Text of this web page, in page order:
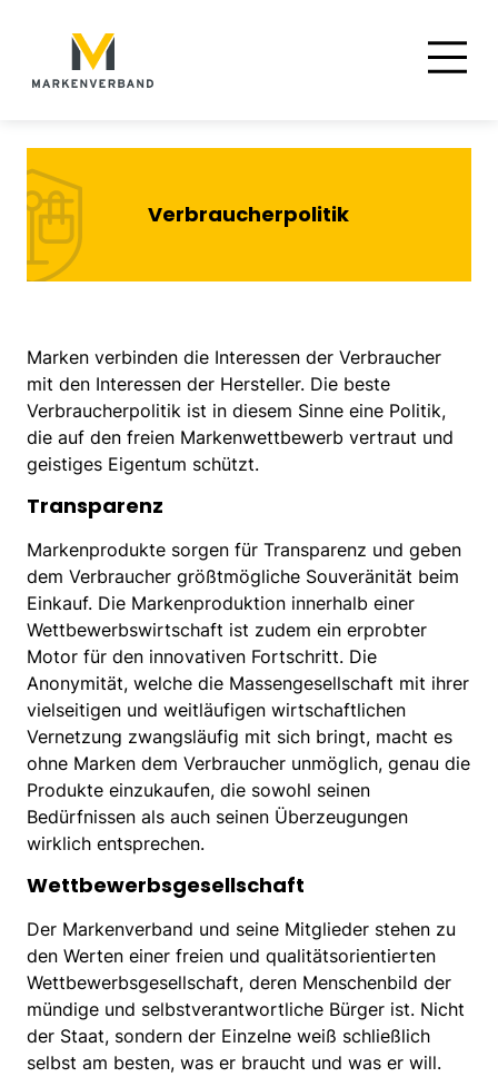
Hauptnavigation
Verbraucherpolitik
Marken verbinden die Interessen der Verbraucher
mit den Interessen der Hersteller. Die beste
Verbraucherpolitik ist in diesem Sinne eine Politik,
die auf den freien Markenwettbewerb vertraut und
geistiges Eigentum schützt.
Transparenz
Markenprodukte sorgen für Transparenz und geben
dem Verbraucher größtmögliche Souveränität beim
Einkauf. Die Markenproduktion innerhalb einer
Wettbewerbswirtschaft ist zudem ein erprobter
Motor für den innovativen Fortschritt. Die
Anonymität, welche die Massengesellschaft mit ihrer
vielseitigen und weitläufigen wirtschaftlichen
Vernetzung zwangsläufig mit sich bringt, macht es
ohne Marken dem Verbraucher unmöglich, genau die
Produkte einzukaufen, die sowohl seinen
Bedürfnissen als auch seinen Überzeugungen
wirklich entsprechen.
Wettbewerbsgesellschaft
Der Markenverband und seine Mitglieder stehen zu
den Werten einer freien und qualitätsorientierten
Wettbewerbsgesellschaft, deren Menschenbild der
mündige und selbstverantwortliche Bürger ist. Nicht
der Staat, sondern der Einzelne weiß schließlich
selbst am besten, was er braucht und was er will.